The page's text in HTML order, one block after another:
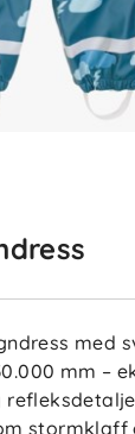
med
mm –
stormklaff